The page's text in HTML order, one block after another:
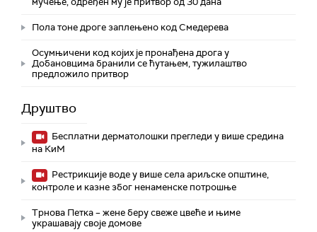
Пола тоне дроге заплењено код Смедерева
Осумњичени код којих је пронађена дрога у
Добановцима бранили се ћутањем, тужилаштво
предложило притвор
Друштво
Бесплатни дерматолошки прегледи у више средина
на КиМ
Рестрикције воде у више села ариљске општине,
контроле и казне због ненаменске потрошње
Трнова Петка – жене беру свеже цвеће и њиме
украшавају своје домове